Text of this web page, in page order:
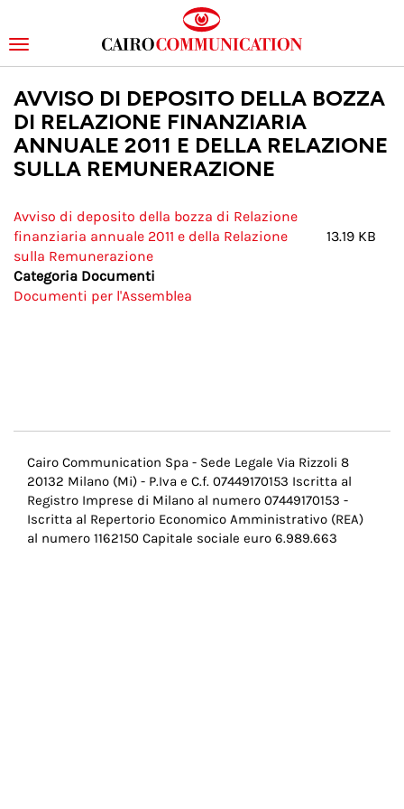
contenuto
principale
Toggle
navigation
AVVISO DI DEPOSITO DELLA BOZZA
DI RELAZIONE FINANZIARIA
ANNUALE 2011 E DELLA RELAZIONE
SULLA REMUNERAZIONE
Avviso di deposito della bozza di Relazione
finanziaria annuale 2011 e della Relazione
sulla Remunerazione
13.19 KB
Categoria Documenti
Documenti per l'Assemblea
Menu
Pie
di
pagina
Cairo Communication Spa - Sede Legale Via Rizzoli 8
20132 Milano (Mi) - P.Iva e C.f. 07449170153 Iscritta al
Registro Imprese di Milano al numero 07449170153 -
Iscritta al Repertorio Economico Amministrativo (REA)
al numero 1162150 Capitale sociale euro 6.989.663